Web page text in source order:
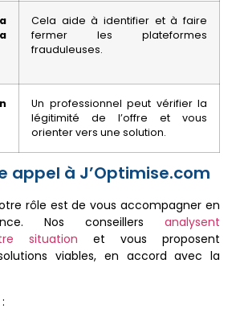
Cela aide à identifier et à faire
fermer les plateformes
frauduleuses.
Un professionnel peut vérifier la
légitimité de l’offre et vous
orienter vers une solution.
appel à J’Optimise.com
rôle est de vous accompagner en
Nos conseillers analysent
situation et vous proposent
viables, en accord avec la